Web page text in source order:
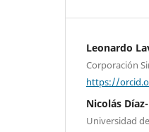
Leonardo
Corporación
https://
Nicolás
Universidad